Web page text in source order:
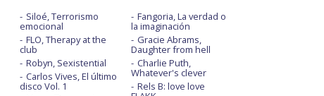
Siloé, Terrorismo
emocional
FLO, Therapy at the
club
Robyn, Sexistential
Carlos Vives, El último
disco Vol. 1
Fangoria, La verdad o
la imaginación
Gracie Abrams,
Daughter from hell
Charlie Puth,
Whatever's clever
Rels B: love love